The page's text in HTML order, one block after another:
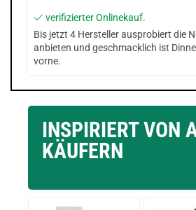
verifizierter Onlinekauf.
Bis jetzt 4 Hersteller ausprobiert die
anbieten und geschmacklich ist
vorne.
INSPIRIERT VON
KÄUFERN